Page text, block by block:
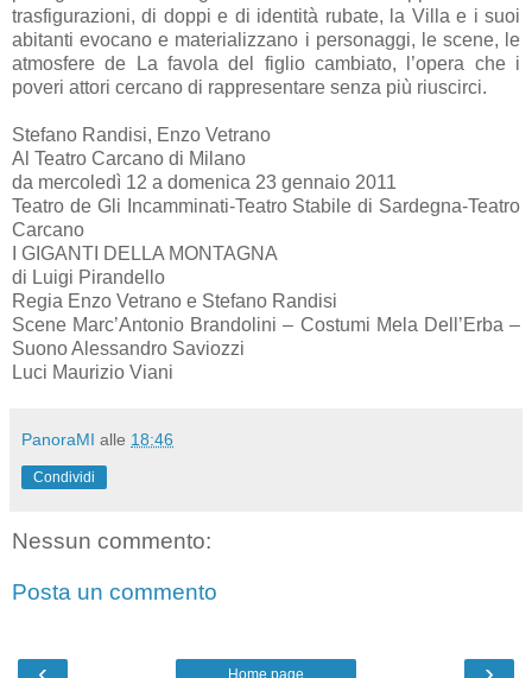
trasfigurazioni, di doppi e di identità rubate, la Villa e i suoi
abitanti evocano e materializzano i personaggi, le scene, le
atmosfere de La favola del figlio cambiato, l’opera che i
poveri attori cercano di rappresentare senza più riuscirci.
Stefano Randisi, Enzo Vetrano
Al Teatro Carcano di Milano
da mercoledì 12 a domenica 23 gennaio 2011
Teatro de Gli Incamminati-Teatro Stabile di Sardegna-Teatro
Carcano
I GIGANTI DELLA MONTAGNA
di Luigi Pirandello
Regia Enzo Vetrano e Stefano Randisi
Scene Marc’Antonio Brandolini – Costumi Mela Dell’Erba –
Suono Alessandro Saviozzi
Luci Maurizio Viani
PanoraMI alle 18:46
Condividi
Nessun commento:
Posta un commento
Home page